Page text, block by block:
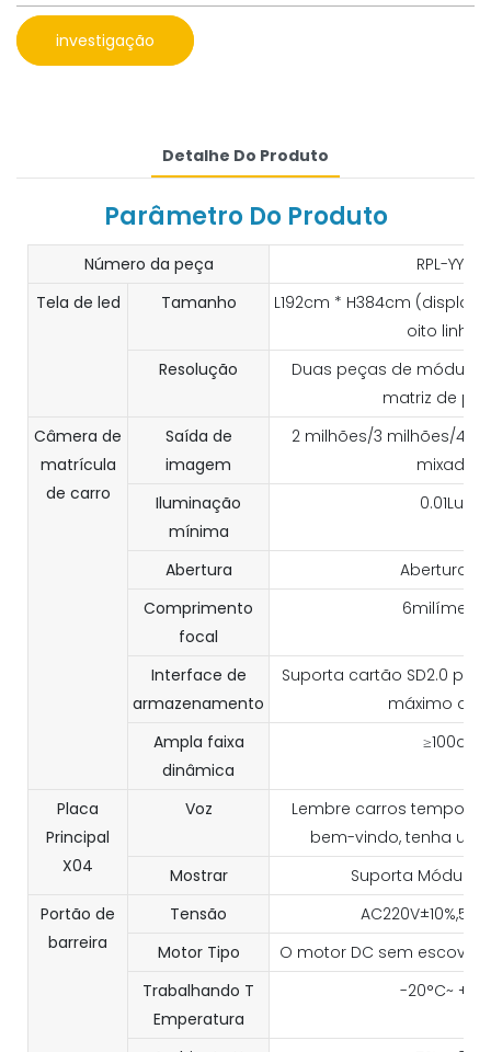
investigação
Detalhe Do Produto
Parâmetro Do Produto
Número da peça
RPL-YY04
Tela de led
Tamanho
L192cm * H384cm (display
oito
Resolução
Duas peças de módulo
matriz de
Câmera de
matrícula
de carro
Saída de
imagem
2 milhões/3 milhões/4
mixados
Iluminação
mínima
0.01Luxo
Abertura
Abertura
Comprimento
focal
Interface de
armazenamento
Suporta cartão SD2.0
máximo de
Ampla faixa
dinâmica
≥100dB
Placa
Principal
X04
Voz
Lembre carros
bem-vindo, tenha um
Mostrar
Suporta Módulo
Portão de
barreira
Tensão
Motor Tipo
O motor DC sem escova
Trabalhando T
Emperatura
-20°C~